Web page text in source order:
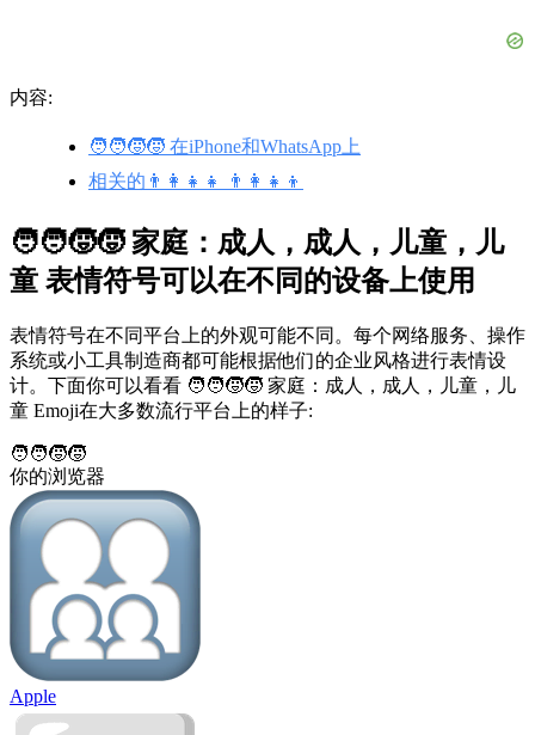
内容:
🧑‍🧑‍🧒‍🧒 在iPhone和WhatsApp上
相关的👨‍👩‍👧‍👧 👨‍👩‍👧‍👦
🧑‍🧑‍🧒‍🧒 家庭：成人，成人，儿童，儿
童 表情符号可以在不同的设备上使用
表情符号在不同平台上的外观可能不同。每个网络服务、操作
系统或小工具制造商都可能根据他们的企业风格进行表情设
计。下面你可以看看 🧑‍🧑‍🧒‍🧒 家庭：成人，成人，儿童，儿
童 Emoji在大多数流行平台上的样子:
🧑‍🧑‍🧒‍🧒
你的浏览器
Apple